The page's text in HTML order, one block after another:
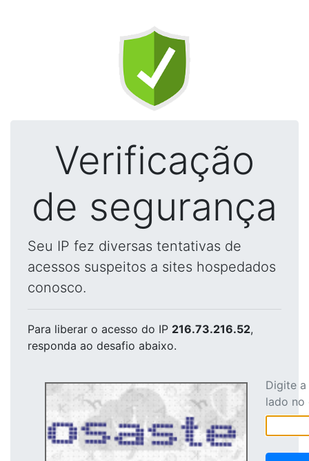
Verificação
de segurança
Seu IP fez diversas tentativas de
acessos suspeitos a sites hospedados
conosco.
Para liberar o acesso do IP 216.73.216.52,
responda ao desafio abaixo.
Digite
lado no